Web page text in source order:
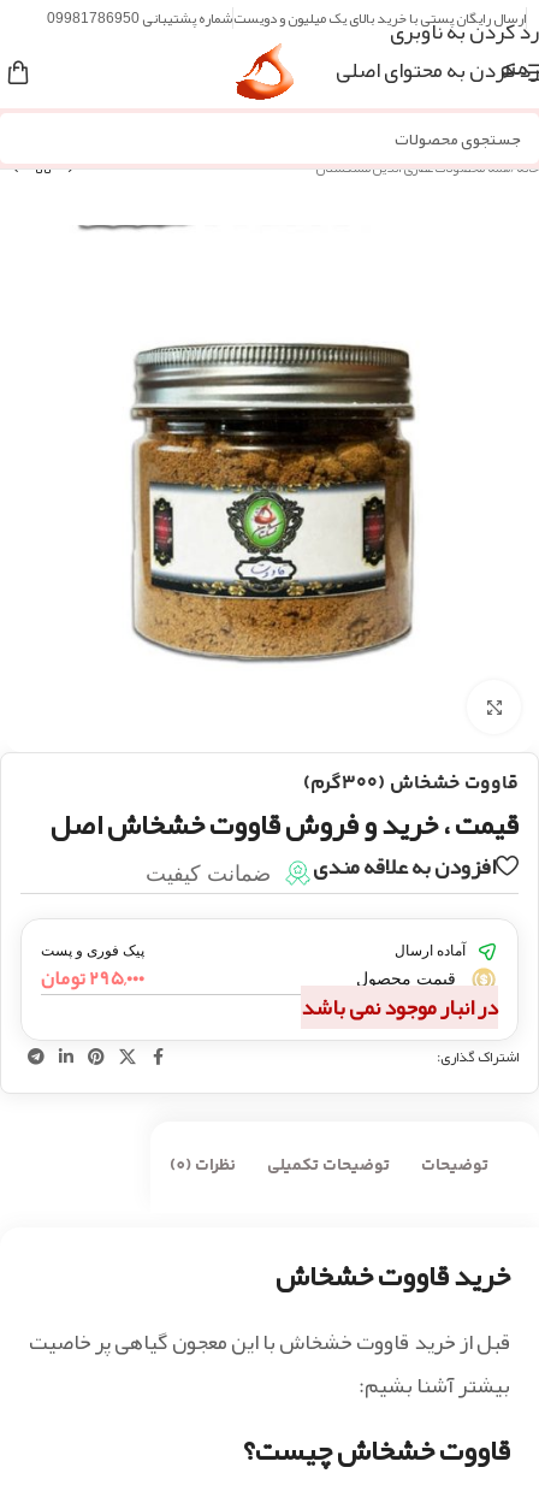
رد کردن به ناوبری
رد کردن به محتوای اصلی
ارسال رایگان پستی با خرید بالای یک میلیون و دویستشماره پشتیبانی 09981786950
منو
خانه/همه محصولات عطاری آنلاین مُشکستان
قاووت خشخاش (۳۰۰گرم)
قیمت ، خرید و فروش قاووت خشخاش اصل
افزودن به علاقه مندی ضمانت کیفیت
آماده ارسال پیک فوری و پست
قیمت محصول ۲۹۵,۰۰۰تومان
در انبار موجود نمی باشد
اشتراک گذاری:
توضیحات توضیحات تکمیلی نظرات (0)
خرید قاووت خشخاش
قبل از خرید قاووت خشخاش با این معجون گیاهی پر خاصیت
بیشتر آشنا بشیم:
قاووت خشخاش چیست؟